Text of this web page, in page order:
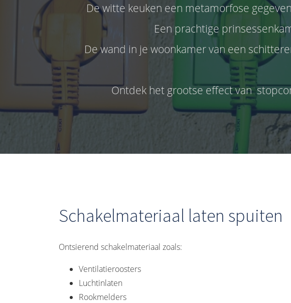
De witte keuken een metamorfose
Een prachtige
De wand in je woonkamer van een
Ontdek het grootse effect van
Schakelmateriaal laten spuiten
Ontsierend schakelmateriaal zoals:
Ventilatieroosters
Luchtinlaten
Rookmelders